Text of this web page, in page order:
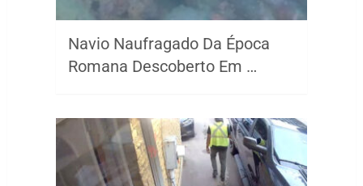
Navio Naufragado Da Época
Romana Descoberto Em …